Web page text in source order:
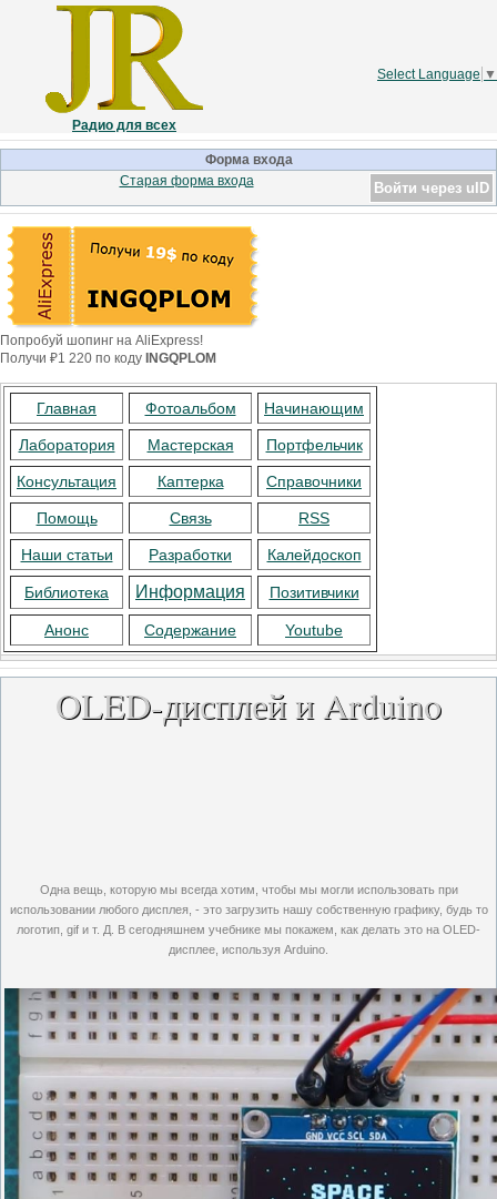
Радио для всех
Select Language ▼
Форма входа
Войти через uID
Старая форма входа
Попробуй шопинг на AliExpress!
Получи ₽1 220 по коду INGQPLOM
Главная Фотоальбом Начинающим
Лаборатория Мастерская Портфельчик
Консультация Каптерка Справочники
Помощь Связь RSS
Наши статьи Разработки Калейдоскоп
Библиотека Информация Позитивчики
Анонс Содержание Youtube
OLED-дисплей и Arduino
Одна вещь, которую мы всегда хотим, чтобы мы могли использовать при
использовании любого дисплея, - это загрузить нашу собственную графику, будь то
логотип, gif и т. Д. В сегодняшнем учебнике мы покажем, как делать это на OLED-
дисплее, используя Arduino.